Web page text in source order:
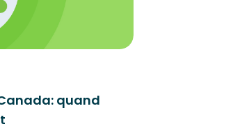
quand